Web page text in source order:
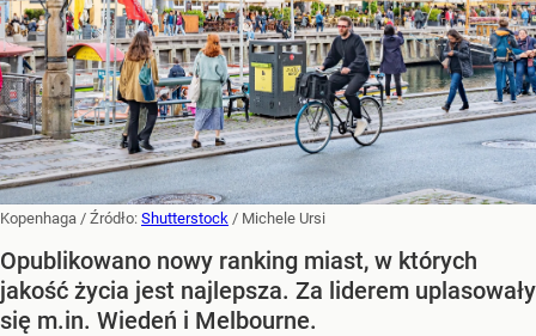
Kopenhaga / Źródło: Shutterstock / Michele Ursi
Opublikowano nowy ranking miast, w których
jakość życia jest najlepsza. Za liderem uplasowały
się m.in. Wiedeń i Melbourne.